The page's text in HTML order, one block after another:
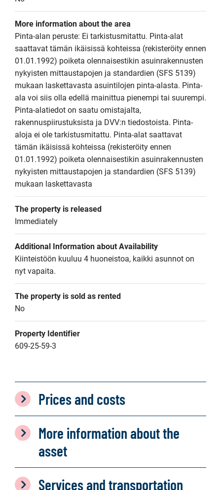
More information about the area
Pinta-alan peruste: Ei tarkistusmitattu. Pinta-alat
saattavat tämän ikäisissä kohteissa (rekisteröity ennen
01.01.1992) poiketa olennaisestikin asuinrakennusten
nykyisten mittaustapojen ja standardien (SFS 5139)
mukaan laskettavasta asuintilojen pinta-alasta. Pinta-
ala voi siis olla edellä mainittua pienempi tai suurempi.
Pinta-alatiedot on saatu omistajalta,
rakennuspiirustuksista ja DVV:n tiedostoista. Pinta-
aloja ei ole tarkistusmitattu. Pinta-alat saattavat
tämän ikäisissä kohteissa (rekisteröity ennen
01.01.1992) poiketa olennaisestikin asuinrakennusten
nykyisten mittaustapojen ja standardien (SFS 5139)
mukaan laskettavasta
The property is released
Immediately
Additional Information about Availability
Kiinteistöön kuuluu 4 huoneistoa, kaikki asunnot on
nyt vapaita.
The property is sold as rented
No
Property Identifier
609-25-59-3
Prices and costs
More information about the
asset
Services and transportation